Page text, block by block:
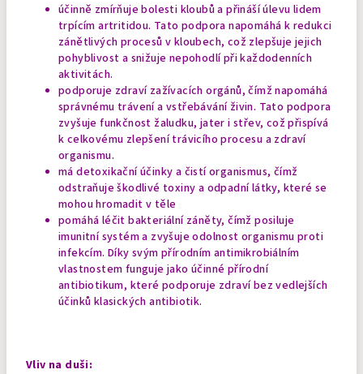
účinně zmírňuje bolesti kloubů a přináší úlevu lidem
trpícím artritidou. Tato podpora napomáhá k redukci
zánětlivých procesů v kloubech, což zlepšuje jejich
pohyblivost a snižuje nepohodlí při každodenních
aktivitách.
podporuje zdraví zažívacích orgánů, čímž napomáhá
správnému trávení a vstřebávání živin. Tato podpora
zvyšuje funkčnost žaludku, jater i střev, což přispívá
k celkovému zlepšení trávicího procesu a zdraví
organismu.
má detoxikační účinky a čistí organismus, čímž
odstraňuje škodlivé toxiny a odpadní látky, které se
mohou hromadit v těle
pomáhá léčit bakteriální záněty, čímž posiluje
imunitní systém a zvyšuje odolnost organismu proti
infekcím. Díky svým přírodním antimikrobiálním
vlastnostem funguje jako účinné přírodní
antibiotikum, které podporuje zdraví bez vedlejších
účinků klasických antibiotik.
Vliv na duši: